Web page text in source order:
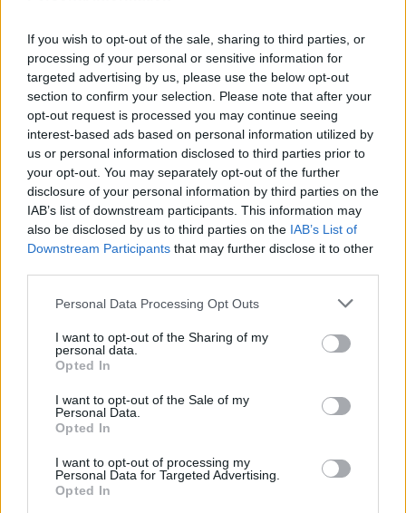
If you wish to opt-out of the sale, sharing to third parties, or
processing of your personal or sensitive information for
targeted advertising by us, please use the below opt-out
section to confirm your selection. Please note that after your
opt-out request is processed you may continue seeing
interest-based ads based on personal information utilized by
us or personal information disclosed to third parties prior to
your opt-out. You may separately opt-out of the further
disclosure of your personal information by third parties on the
IAB’s list of downstream participants. This information may
also be disclosed by us to third parties on the IAB’s List of
Downstream Participants that may further disclose it to other
Personal Data Processing Opt Outs
I want to opt-out of the Sharing of my
personal data.
Opted In
I want to opt-out of the Sale of my
Personal Data.
Opted In
I want to opt-out of processing my
Personal Data for Targeted Advertising.
Opted In
dagens socialdemokrater misslyckas allt som
oftast med att bottna i sina förfäders kall.
Kampen hade många dimensioner där
ekonomin var central men där också en kollektiv
tanke förhärska...
Börja prenumerera för att läsa detta innehåll.
Starta din prenumerationhär